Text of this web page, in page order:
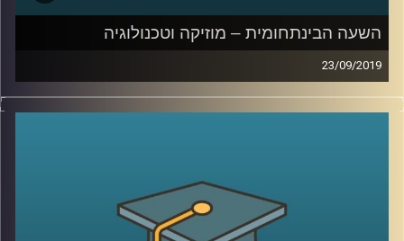
קרדיט תמונות:AudioVersity
השעה הבינתחומית – מוזיקה וטכנולוגיה
23/09/2019
יוני רכטר אמר פעם : "אי אפשר לכתוב מוזיקה
מוזיקה לוקחת חלק גדול בחיים של רוב
האנשים, וכך גם הטכנולוגיה, אך בשנים